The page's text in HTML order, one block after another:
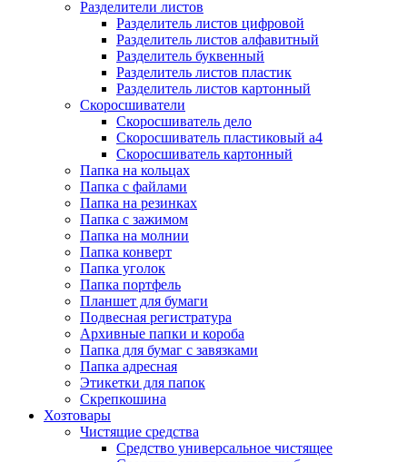
Разделители листов
Разделитель листов цифровой
Разделитель листов алфавитный
Разделитель буквенный
Разделитель листов пластик
Разделитель листов картонный
Скоросшиватели
Скоросшиватель дело
Скоросшиватель пластиковый а4
Скоросшиватель картонный
Папка на кольцах
Папка с файлами
Папка на резинках
Папка с зажимом
Папка на молнии
Папка конверт
Папка уголок
Папка портфель
Планшет для бумаги
Подвесная регистратура
Архивные папки и короба
Папка для бумаг с завязками
Папка адресная
Этикетки для папок
Скрепкошина
Хозтовары
Чистящие средства
Средство универсальное чистящее